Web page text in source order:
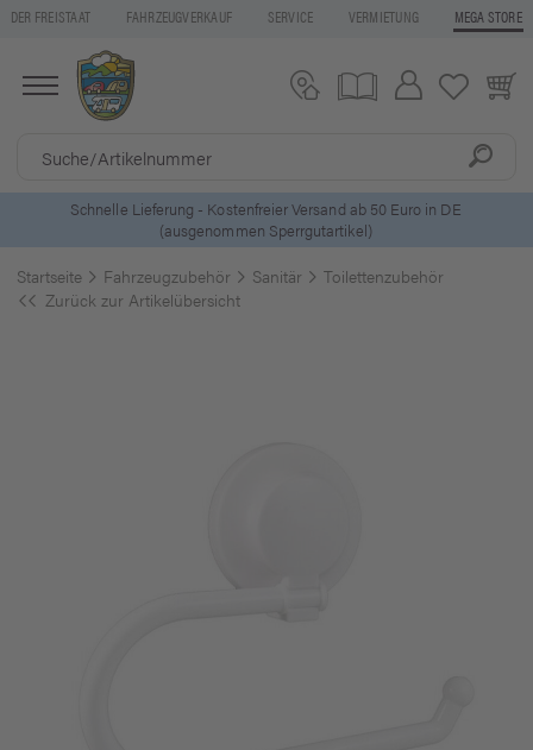
DER FREISTAAT FAHRZEUGVERKAUF SERVICE VERMIETUNG MEGA STORE
5 Euro Gutschein* beiNewsletter-Anmeldung
Startseite Fahrzeugzubehör Sanitär
Toilettenzubehör
Zurück zur Artikelübersicht